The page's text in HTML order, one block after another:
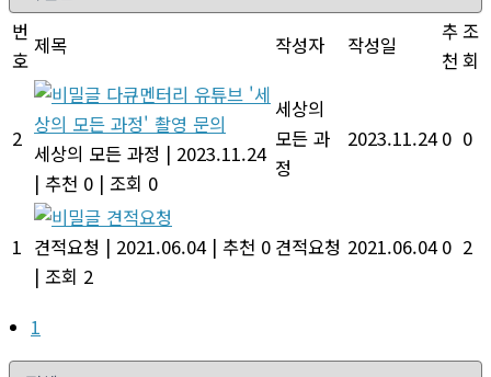
번
호
제목 작성자 작성일
추
천
조
회
2
다큐멘터리 유튜브 '세
상의 모든 과정' 촬영 문의
세상의 모든 과정 | 2023.11.24
| 추천 0 | 조회 0
세상의
모든 과
정
2023.11.24 0 0
1
견적요청
견적요청 | 2021.06.04 | 추천 0
| 조회 2
견적요청 2021.06.04 0 2
1